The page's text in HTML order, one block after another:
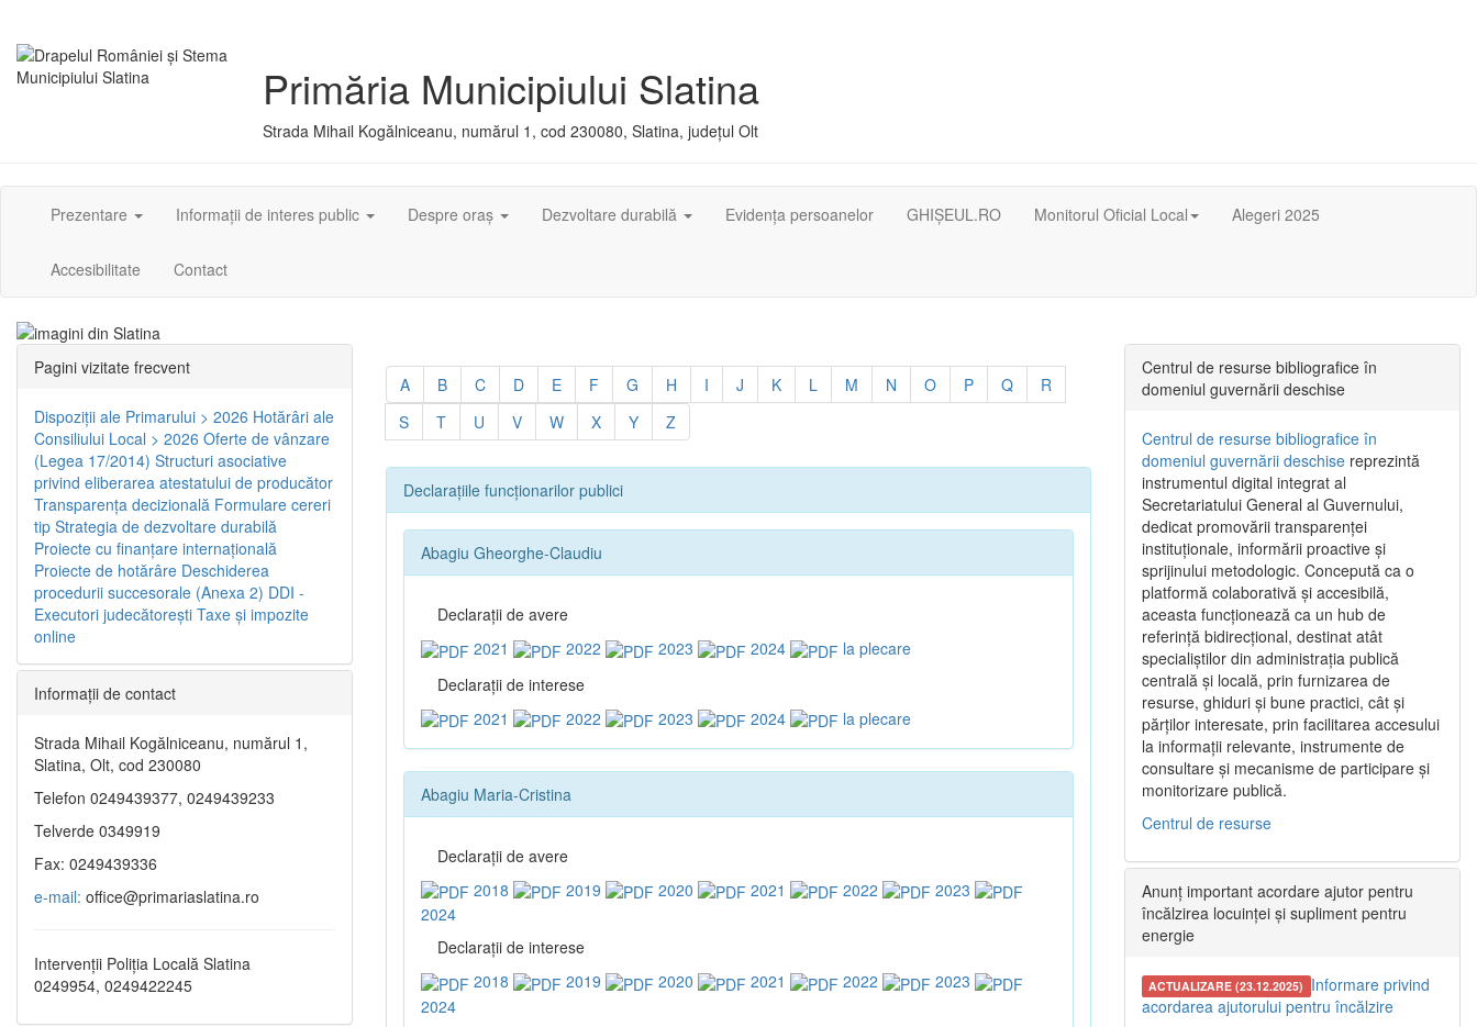
Primăria Municipiului Slatina
Strada Mihail Kogălniceanu, numărul 1, cod 230080, Slatina, județul Olt
Prezentare Informații de interes public Despre oraș Dezvoltare durabilă Evidența persoanelor GHIȘEUL.RO Monitorul Oficial Local Alegeri 2025
Accesibilitate Contact
A B C D E F G H I J K L M N O P Q
R
S
T U V W X Y Z
Declarațiile funcționarilor publici
Abagiu Gheorghe-Claudiu
Declaraţii de avere
2021
2022 2023 2024
la plecare
Declaraţii de interese
2021
2022 2023 2024 la plecare
Abagiu Maria-Cristina
Declaraţii de avere
2018
2019 2020 2021 2022
2023
2024
Declaraţii de interese
2018
2019 2020 2021 2022
2023
2024
Pagini vizitate frecvent
Dispoziţii ale Primarului > 2026 Hotărâri ale
Consiliului Local > 2026 Oferte de vânzare
(Legea 17/2014) Structuri asociative
privind eliberarea atestatului de producător
Transparenţa decizională Formulare cereri
tip Strategia de dezvoltare durabilă
Proiecte cu finanţare internaţională
Proiecte de hotărâre Deschiderea
procedurii succesorale (Anexa 2) DDI -
Executori judecătorești Taxe şi impozite
online
Informaţii de contact
Strada Mihail Kogălniceanu, numărul 1,
Slatina, Olt, cod 230080
Telefon 0249439377, 0249439233
Telverde 0349919
Fax: 0249439336
e-mail: office@primariaslatina.ro
Intervenții Poliția Locală Slatina
0249954, 0249422245
Centrul de resurse bibliografice în
domeniul guvernării deschise
Centrul de resurse bibliografice în
domeniul guvernării deschise reprezintă
instrumentul digital integrat al
Secretariatului General al Guvernului,
dedicat promovării transparenței
instituționale, informării proactive și
sprijinului metodologic. Concepută ca o
platformă colaborativă și accesibilă,
aceasta funcționează ca un hub de
referință bidirecțional, destinat atât
specialiștilor din administrația publică
centrală și locală, prin furnizarea de
resurse, ghiduri și bune practici, cât și
părților interesate, prin facilitarea accesului
la informații relevante, instrumente de
consultare și mecanisme de participare și
monitorizare publică.
Centrul de resurse
Anunț important acordare ajutor pentru
încălzirea locuinței și supliment pentru
energie
ACTUALIZARE (23.12.2025) Informare privind
acordarea ajutorului pentru încălzire